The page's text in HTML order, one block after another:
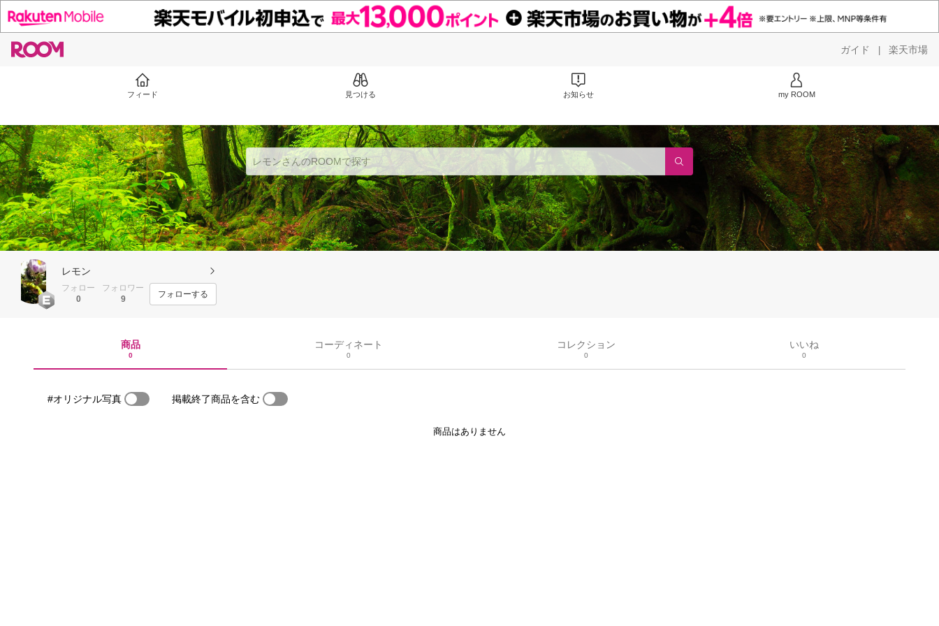
ガイド | 楽天市場
フィード 見つける お知らせ my ROOM
レモン
フォロー
0
フォロワー
9
フォローする
商品
0
コーディネート
0
コレクション
0
いいね
0
#オリジナル写真 掲載終了商品を含む
商品はありません